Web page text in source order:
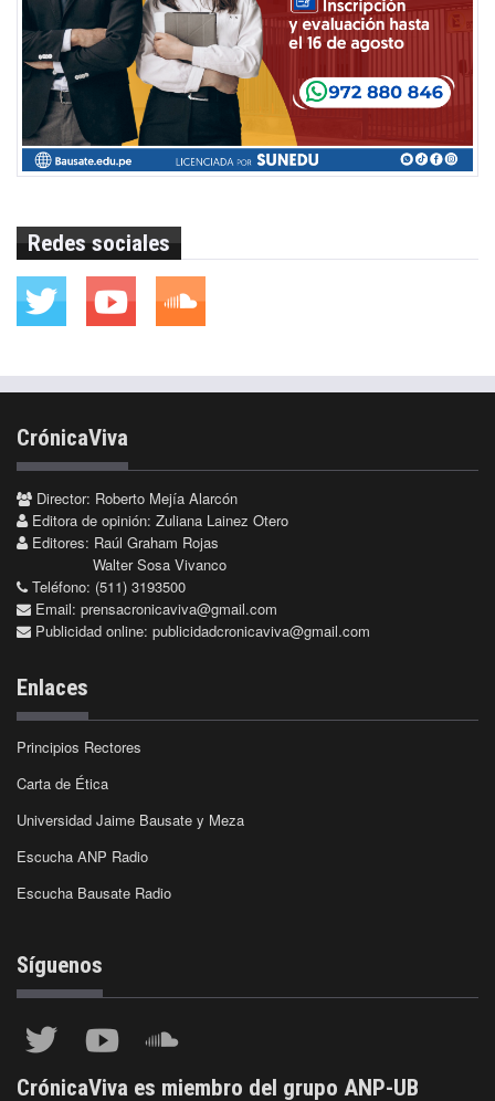
Redes sociales
CrónicaViva
Director: Roberto Mejía Alarcón
Editora de opinión: Zuliana Lainez Otero
Editores: Raúl Graham Rojas
Walter Sosa Vivanco
Teléfono: (511) 3193500
Email: prensacronicaviva@gmail.com
Publicidad online: publicidadcronicaviva@gmail.com
Enlaces
Principios Rectores
Carta de Ética
Universidad Jaime Bausate y Meza
Escucha ANP Radio
Escucha Bausate Radio
Síguenos
CrónicaViva es miembro del grupo ANP-UB